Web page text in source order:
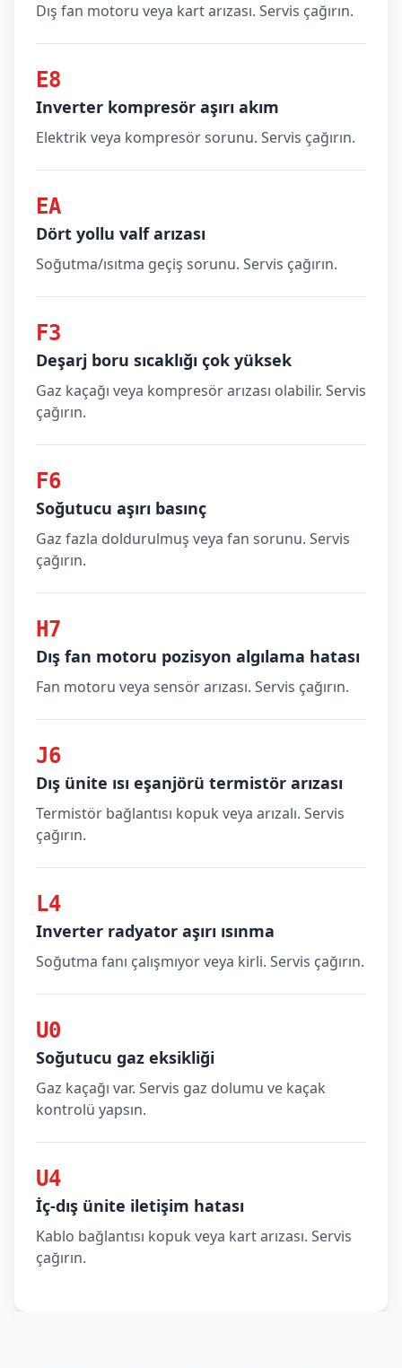
Dış fan motoru veya kart arızası. Servis çağırın.
E8
Inverter kompresör aşırı akım
Elektrik veya kompresör sorunu. Servis çağırın.
EA
Dört yollu valf arızası
Soğutma/ısıtma geçiş sorunu. Servis çağırın.
F3
Deşarj boru sıcaklığı çok yüksek
Gaz kaçağı veya kompresör arızası olabilir. Servis
çağırın.
F6
Soğutucu aşırı basınç
Gaz fazla doldurulmuş veya fan sorunu. Servis
çağırın.
H7
Dış fan motoru pozisyon algılama hatası
Fan motoru veya sensör arızası. Servis çağırın.
J6
Dış ünite ısı eşanjörü termistör arızası
Termistör bağlantısı kopuk veya arızalı. Servis
çağırın.
L4
Inverter radyator aşırı ısınma
Soğutma fanı çalışmıyor veya kirli. Servis çağırın.
U0
Soğutucu gaz eksikliği
Gaz kaçağı var. Servis gaz dolumu ve kaçak
kontrolü yapsın.
U4
İç-dış ünite iletişim hatası
Kablo bağlantısı kopuk veya kart arızası. Servis
çağırın.